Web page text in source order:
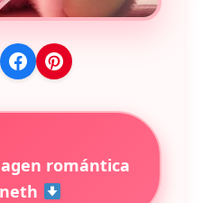
romántica